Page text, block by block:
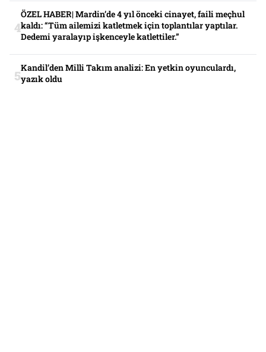
ÖZEL HABER| Mardin’de 4 yıl önceki cinayet, faili meçhul
kaldı: “Tüm ailemizi katletmek için toplantılar yaptılar.
Dedemi yaralayıp işkenceyle katlettiler.”
Kandil’den Milli Takım analizi: En yetkin oyunculardı,
yazık oldu